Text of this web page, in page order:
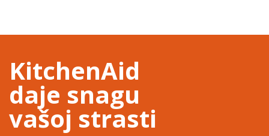
KitchenAid
daje snagu
vašoj strasti